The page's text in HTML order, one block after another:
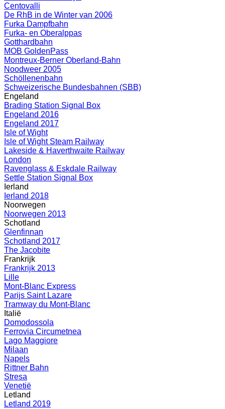
Centovalli
De RhB in de Winter van 2006
Furka Dampfbahn
Furka- en Oberalppas
Gotthardbahn
MOB GoldenPass
Montreux-Berner Oberland-Bahn
Noodweer 2005
Schöllenenbahn
Schweizerische Bundesbahnen (SBB)
Engeland
Brading Station Signal Box
Engeland 2016
Engeland 2017
Isle of Wight
Isle of Wight Steam Railway
Lakeside & Haverthwaite Railway
London
Ravenglass & Eskdale Railway
Settle Station Signal Box
Ierland
Ierland 2018
Noorwegen
Noorwegen 2013
Schotland
Glenfinnan
Schotland 2017
The Jacobite
Frankrijk
Frankrijk 2013
Lille
Mont-Blanc Express
Parijs Saint Lazare
Tramway du Mont-Blanc
Italië
Domodossola
Ferrovia Circumetnea
Lago Maggiore
Milaan
Napels
Rittner Bahn
Stresa
Venetië
Letland
Letland 2019